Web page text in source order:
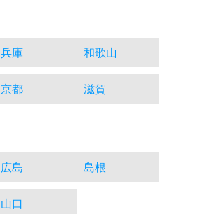
兵庫 和歌山
京都 滋賀
広島 島根
山口